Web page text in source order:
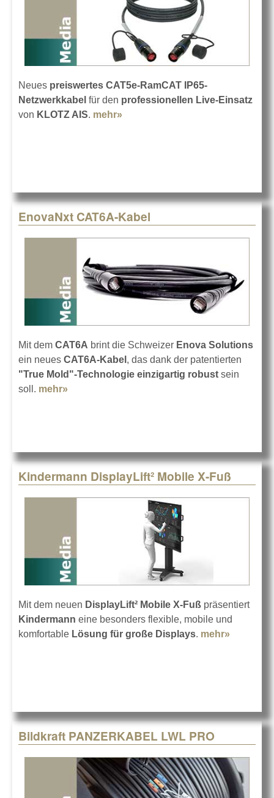
Neues preiswertes CAT5e-RamCAT IP65-
Netzwerkkabel für den professionellen Live-Einsatz
von KLOTZ AIS. mehr»
EnovaNxt CAT6A-Kabel
Mit dem CAT6A brint die Schweizer Enova Solutions
ein neues CAT6A-Kabel , das dank der patentierten
"True Mold"-Technologie einzigartig robust sein
soll. mehr»
Kindermann DisplayLift² Mobile X-Fuß
Mit dem neuen DisplayLift² Mobile X-Fuß präsentiert
Kindermann eine besonders flexible, mobile und
komfortable Lösung für große Displays. mehr»
Bildkraft PANZERKABEL LWL PRO